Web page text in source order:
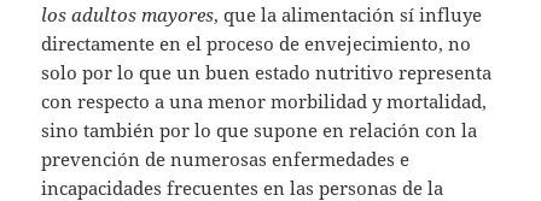
los adultos mayores, que la alimentación sí influye
directamente en el proceso de envejecimiento, no
solo por lo que un buen estado nutritivo representa
con respecto a una menor morbilidad y mortalidad,
sino también por lo que supone en relación con la
prevención de numerosas enfermedades e
incapacidades frecuentes en las personas de la